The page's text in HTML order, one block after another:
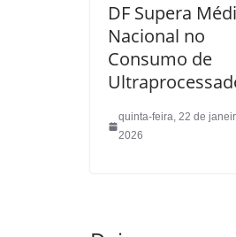
DF Supera
Nacional no
Consumo de
quinta-feira, 22 de
2026